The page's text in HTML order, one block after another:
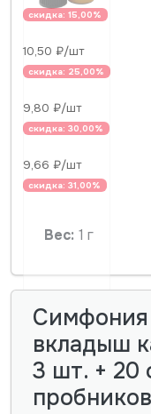
скидка: 15,00%
10,50 ₽/шт
скидка: 25,00%
9,80 ₽/шт
скидка: 30,00%
9,66 ₽/шт
скидка: 31,00%
Вес: 1 г
Симфония
вкладыш
3 шт. + 20